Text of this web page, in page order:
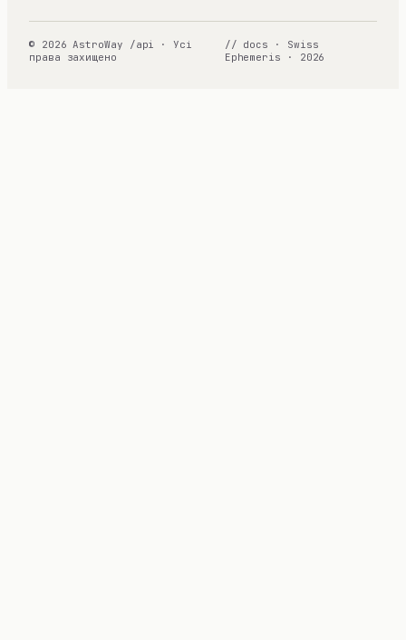
© 2026 AstroWay /api · Усі
права захищено
// docs · Swiss
Ephemeris · 2026